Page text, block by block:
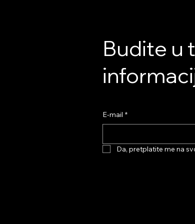
Budite u
E-mail *
Da, pretplatite me na